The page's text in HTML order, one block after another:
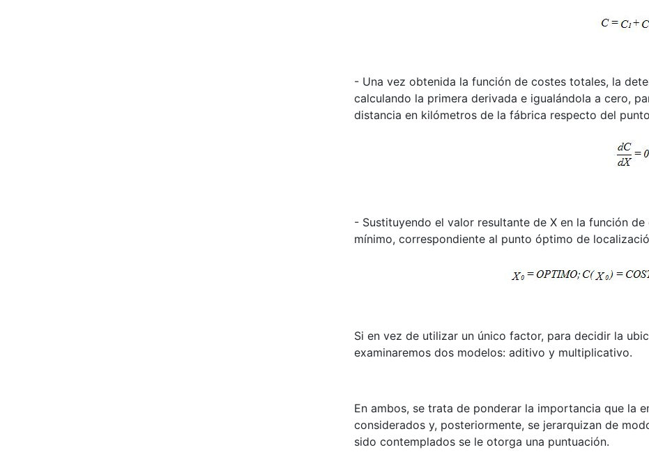
- Una vez obtenida la función de costes totales, la
calculando la primera derivada e igualándola a cero,
distancia en kilómetros de la fábrica respecto del
- Sustituyendo el valor resultante de X en la función
mínimo, correspondiente al punto óptimo de
Si en vez de utilizar un único factor, para decidir la
examinaremos dos modelos: aditivo y multiplicativo.
En ambos, se trata de ponderar la importancia que la
considerados y, posteriormente, se jerarquizan de
sido contemplados se le otorga una puntuación.